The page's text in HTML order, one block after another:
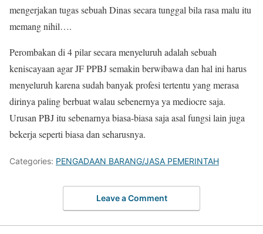
mengerjakan tugas sebuah Dinas secara tunggal bila rasa malu itu
memang nihil….
Perombakan di 4 pilar secara menyeluruh adalah sebuah
keniscayaan agar JF PPBJ semakin berwibawa dan hal ini harus
menyeluruh karena sudah banyak profesi tertentu yang merasa
dirinya paling berbuat walau sebenernya ya mediocre saja.
Urusan PBJ itu sebenarnya biasa-biasa saja asal fungsi lain juga
bekerja seperti biasa dan seharusnya.
Categories: PENGADAAN BARANG/JASA PEMERINTAH
Leave a Comment